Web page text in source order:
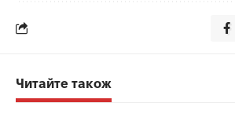
Читайте також